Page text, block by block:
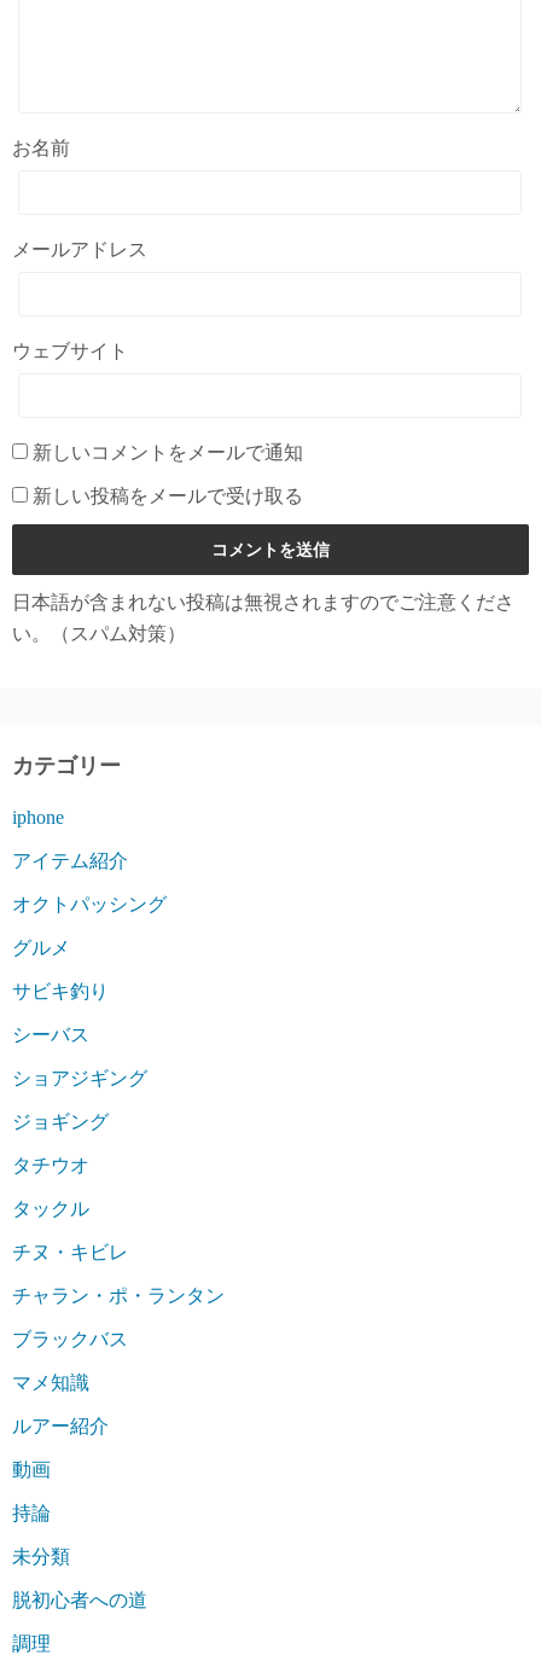
お名前
メールアドレス
ウェブサイト
新しいコメントをメールで通知
新しい投稿をメールで受け取る
日本語が含まれない投稿は無視されますのでご注意くださ
い。（スパム対策）
カテゴリー
iphone
アイテム紹介
オクトパッシング
グルメ
サビキ釣り
シーバス
ショアジギング
ジョギング
タチウオ
タックル
チヌ・キビレ
チャラン・ポ・ランタン
ブラックバス
マメ知識
ルアー紹介
動画
持論
未分類
脱初心者への道
調理